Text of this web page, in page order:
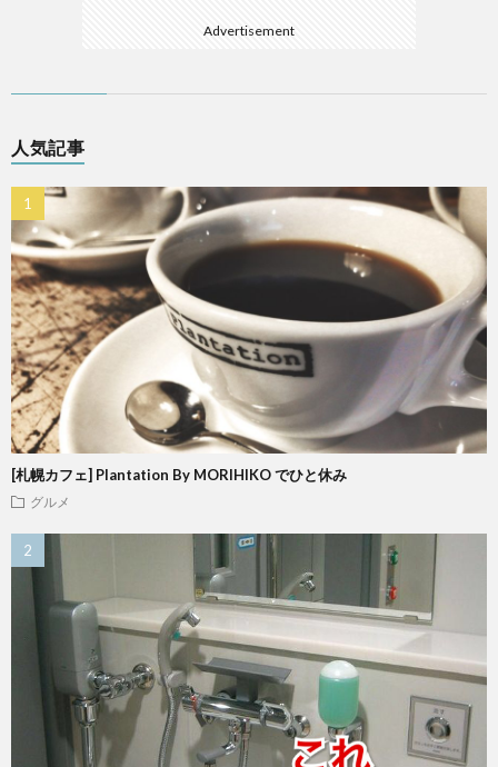
Advertisement
人気記事
[札幌カフェ] Plantation By MORIHIKO でひと休み
グルメ